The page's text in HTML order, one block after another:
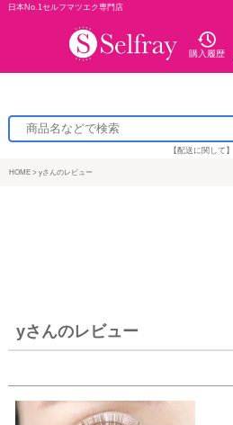
日本No.1セルフマツエク専門店
購入履歴
【配送に関して】
HOME yさんのレビュー
yさんのレビュー